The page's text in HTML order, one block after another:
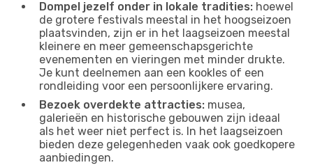
Dompel jezelf onder in lokale tradities: hoewel
de grotere festivals meestal in het hoogseizoen
plaatsvinden, zijn er in het laagseizoen meestal
kleinere en meer gemeenschapsgerichte
evenementen en vieringen met minder drukte.
Je kunt deelnemen aan een kookles of een
rondleiding voor een persoonlijkere ervaring.
Bezoek overdekte attracties: musea,
galerieën en historische gebouwen zijn ideaal
als het weer niet perfect is. In het laagseizoen
bieden deze gelegenheden vaak ook goedkopere
aanbiedingen.